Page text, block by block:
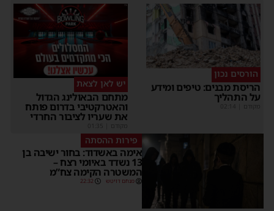
הורסים נכון
הריסת מבנים: טיפים ומידע
על התהליך
יש לאן לצאת
מתחם הבאולינג הגדול
והאטרקטיבי בדרום פותח
את שעריו לציבור החרדי
פירות ההסתה
אימה באשדוד: בחור ישיבה בן
13 נשדד באיומי רצח –
המשטרה הקימה צח”מ
מנחם דויטש 22:32